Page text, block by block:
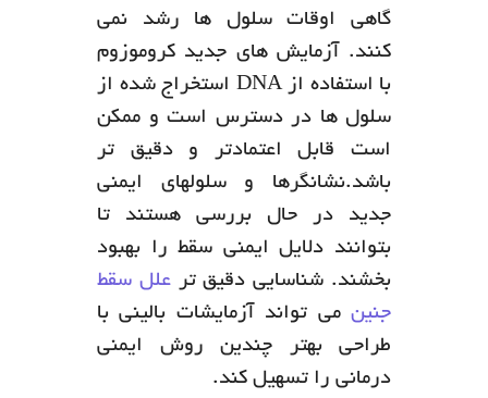
گاهی اوقات سلول ها رشد نمی
کنند. آزمایش های جدید کروموزوم
با استفاده از DNA استخراج شده از
سلول ها در دسترس است و ممکن
است قابل اعتمادتر و دقیق تر
باشد.نشانگرها و سلولهای ایمنی
جدید در حال بررسی هستند تا
بتوانند دلایل ایمنی سقط را بهبود
بخشند. شناسایی دقیق ترعلل سقط
جنین می تواند آزمایشات بالینی با
طراحی بهتر چندین روش ایمنی
درمانی را تسهیل کند.